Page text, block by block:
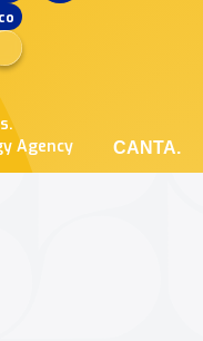
Agency
CANTA.